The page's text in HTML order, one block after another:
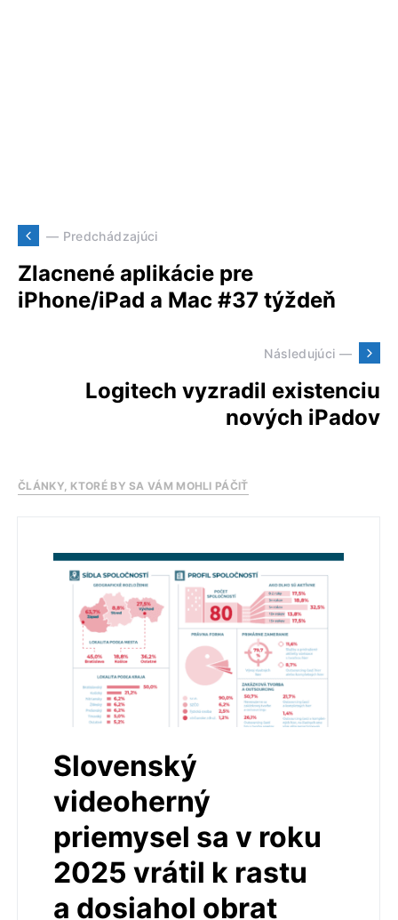
— Predchádzajúci
Zlacnené aplikácie pre
iPhone/iPad a Mac #37 týždeň
Následujúci —
Logitech vyzradil existenciu
nových iPadov
ČLÁNKY, KTORÉ BY SA VÁM MOHLI PÁČIŤ
Slovenský
videoherný
priemysel sa v roku
2025 vrátil k rastu
a dosiahol obrat